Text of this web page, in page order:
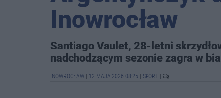
Inowrocław
Santiago Vaulet, 28-letni
nadchodzącym sezonie zagra w
INOWROCŁAW 12 MAJA 2026 08:25 SPORT